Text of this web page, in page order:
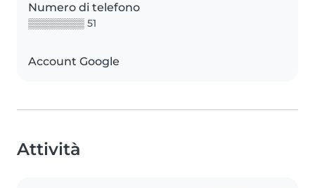
Numero di telefono
▒▒▒▒▒▒▒▒ 51
Account Google
Attività